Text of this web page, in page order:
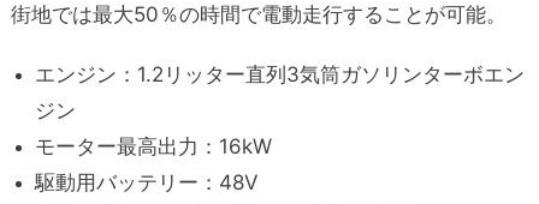
街地では最大50％の時間で電動走行することが可能。
エンジン：1.2リッター直列3気筒ガソリンターボエン
ジン
モーター最高出力：16kW
駆動用バッテリー：48V